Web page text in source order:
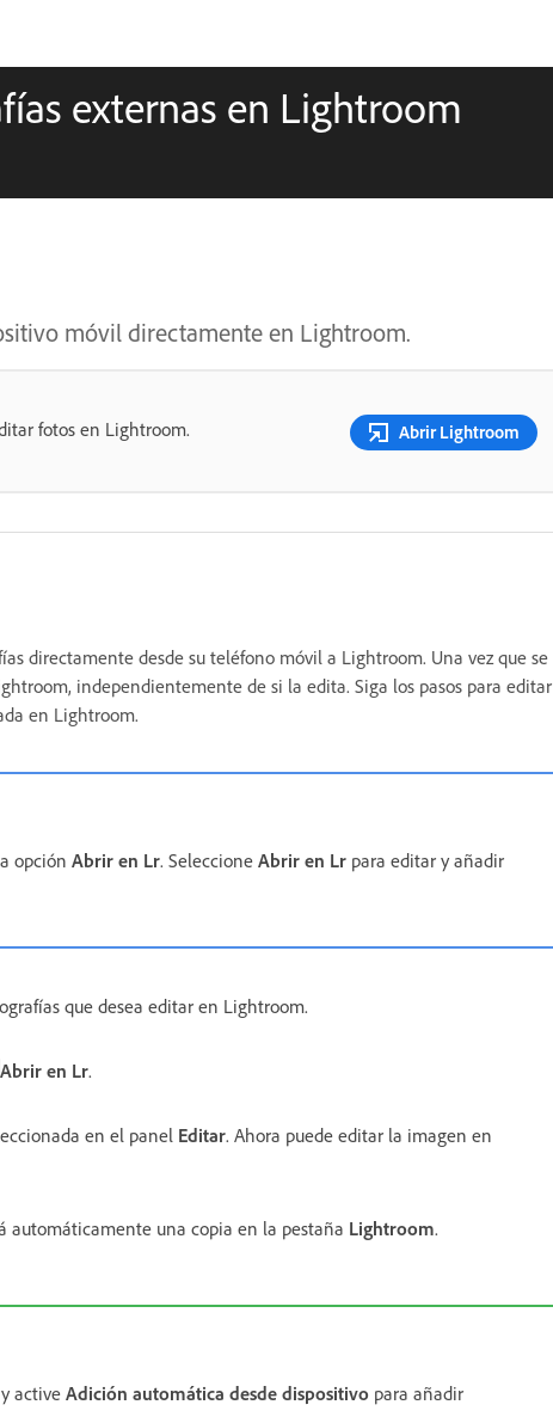
externas en Lightroom
móvil directamente en Lightroom.
fotos en Lightroom.
Abrir Lightroom
directamente desde su teléfono móvil a Lightroom. Una vez que se
independientemente de si la edita. Siga los pasos para editar
en Lightroom.
opción Abrir en Lr. Seleccione Abrir en Lr para editar y añadir
que desea editar en Lightroom.
Abrir en Lr.
en el panel Editar. Ahora puede editar la imagen en
automáticamente una copia en la pestaña Lightroom.
y active Adición automática desde dispositivo para añadir